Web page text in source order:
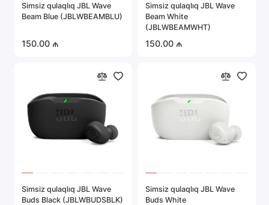
Simsiz qulaqlıq JBL Wave
Beam Blue (JBLWBEAMBLU)
150.00 ₼
Simsiz qulaqlıq JBL Wave
Beam White
(JBLWBEAMWHT)
150.00 ₼
Simsiz qulaqlıq JBL Wave
Buds Black (JBLWBUDSBLK)
Simsiz qulaqlıq JBL Wave
Buds White